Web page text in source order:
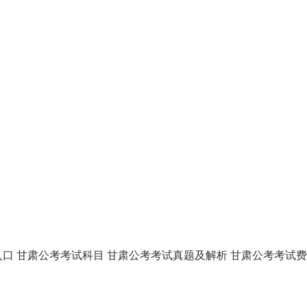
甘肃公考考试科目 甘肃公考考试真题及解析 甘肃公考考试